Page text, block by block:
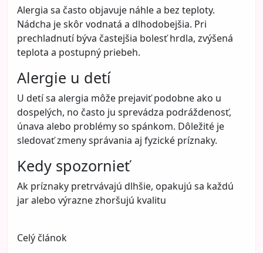
Alergia sa často objavuje náhle a bez teploty.
Nádcha je skôr vodnatá a dlhodobejšia. Pri
prechladnutí býva častejšia bolesť hrdla, zvýšená
teplota a postupný priebeh.
Alergie u detí
U detí sa alergia môže prejaviť podobne ako u
dospelých, no často ju sprevádza podráždenosť,
únava alebo problémy so spánkom. Dôležité je
sledovať zmeny správania aj fyzické príznaky.
Kedy spozornieť
Ak príznaky pretrvávajú dlhšie, opakujú sa každú
jar alebo výrazne zhoršujú kvalitu
Celý článok